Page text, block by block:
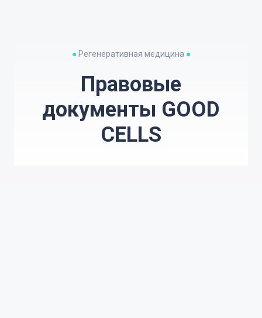
● Регенеративная медицина ●
Правовые
документы GOOD
CELLS